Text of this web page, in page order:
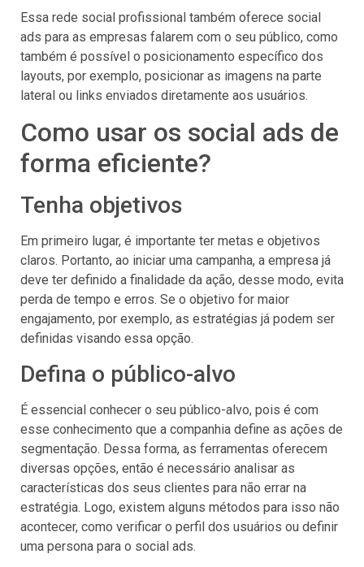
Essa rede social profissional também oferece social
ads para as empresas falarem com o seu público, como
também é possível o posicionamento específico dos
layouts, por exemplo, posicionar as imagens na parte
lateral ou links enviados diretamente aos usuários.
Como usar os social ads de
forma eficiente?
Tenha objetivos
Em primeiro lugar, é importante ter metas e objetivos
claros. Portanto, ao iniciar uma campanha, a empresa já
deve ter definido a finalidade da ação, desse modo, evita
perda de tempo e erros. Se o objetivo for maior
engajamento, por exemplo, as estratégias já podem ser
definidas visando essa opção.
Defina o público-alvo
É essencial conhecer o seu público-alvo, pois é com
esse conhecimento que a companhia define as ações de
segmentação. Dessa forma, as ferramentas oferecem
diversas opções, então é necessário analisar as
características dos seus clientes para não errar na
estratégia. Logo, existem alguns métodos para isso não
acontecer, como verificar o perfil dos usuários ou definir
uma persona para o social ads.